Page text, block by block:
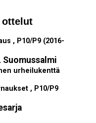
ottelut
, P10/P9 (2016-
Suomussalmi
urheilukenttä
, P10/P9